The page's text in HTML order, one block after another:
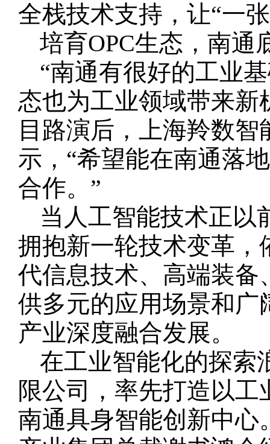
全栈技术支持，让“一
培育OPC生态，南通
“南通有很好的工业
态也为工业领域带来新
目路演后，上海羚数
示，“希望能在南通落
合作。”
当人工智能技术正以
拥抱新一轮技术变革，
代信息技术、高端装备
供多元的应用场景和广
产业深度融合发展。
在工业智能化的探索
限公司，率先打造以
南通具身智能创新中心